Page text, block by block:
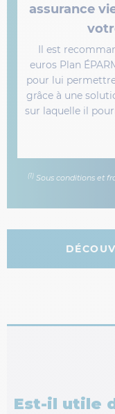
assurance
Il est
euros Plan
pour lui
grâce à une
sur laquelle il
(1) Sous conditions et
Est-il utile